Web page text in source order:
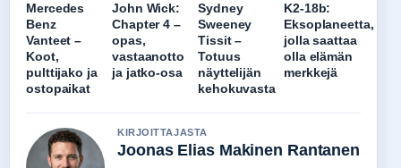
Mercedes
Benz
Vanteet –
Koot,
pulttijako ja
ostopaikat
John Wick:
Chapter 4 –
opas,
vastaanotto
ja jatko-osa
Sydney
Sweeney
Tissit –
Totuus
näyttelijän
kehokuvasta
K2-18b:
Eksoplaneetta,
jolla saattaa
olla elämän
merkkejä
KIRJOITTAJASTA
Joonas Elias Makinen Rantanen